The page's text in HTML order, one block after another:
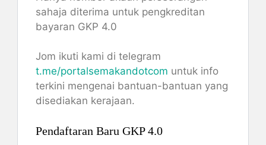
sahaja diterima untuk pengkreditan
bayaran GKP 4.0
Jom ikuti kami di telegram
t.me/portalsemakandotcom untuk info
terkini mengenai bantuan-bantuan yang
disediakan kerajaan.
Pendaftaran Baru GKP 4.0